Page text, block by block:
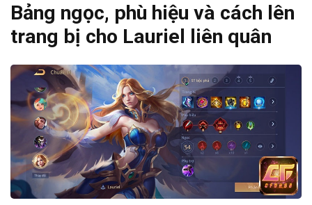
Bảng ngọc, phù hiệu và cách lên
trang bị cho Lauriel liên quân